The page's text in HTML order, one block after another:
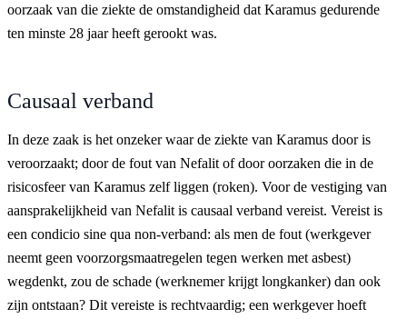
oorzaak van die ziekte de omstandigheid dat Karamus gedurende
ten minste 28 jaar heeft gerookt was.
Causaal verband
In deze zaak is het onzeker waar de ziekte van Karamus door is
veroorzaakt; door de fout van Nefalit of door oorzaken die in de
risicosfeer van Karamus zelf liggen (roken). Voor de vestiging van
aansprakelijkheid van Nefalit is causaal verband vereist. Vereist is
een condicio sine qua non-verband: als men de fout (werkgever
neemt geen voorzorgsmaatregelen tegen werken met asbest)
wegdenkt, zou de schade (werknemer krijgt longkanker) dan ook
zijn ontstaan? Dit vereiste is rechtvaardig; een werkgever hoeft